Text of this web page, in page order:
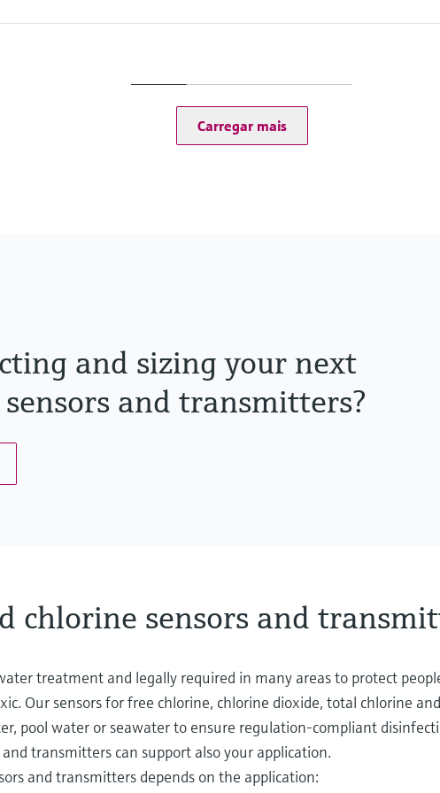
Measuring method
Carregar mais
and sizing your next
and transmitters?
chlorine sensors and
treatment and legally required in many areas to protect
Our sensors for free chlorine, chlorine dioxide, total chlorine
pool water or seawater to ensure regulation-compliant
transmitters can support also your application.
and transmitters depends on the application: